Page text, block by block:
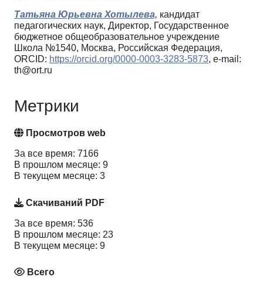
Татьяна Юрьевна Хотылева, кандидат
педагогических наук, Директор, Государственное
бюджетное общеобразовательное учреждение
Школа №1540, Москва, Российская Федерация,
ORCID: https://orcid.org/0000-0003-3283-5873, e-mail:
th@ort.ru
Метрики
Просмотров web
За все время: 7166
В прошлом месяце: 9
В текущем месяце: 3
Скачиваний PDF
За все время: 536
В прошлом месяце: 23
В текущем месяце: 9
Всего